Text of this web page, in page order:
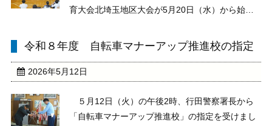
育大会北埼玉地区大会が5月20日（水）から始ま
入賞、文化部はコンクール等での金賞や上位入賞
前の最後の練 ...
令和８年度 自転車マナーアップ推進校の指定
2026年5月12日
５月12日（火）の午後2時、行田警察署長から
「自転車マナーアップ推進校」の指定を受けまし